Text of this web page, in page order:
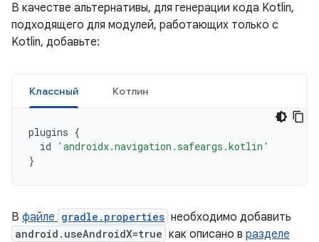
В качестве альтернативы, для генерации кода Kotlin,
подходящего для модулей, работающих только с
Kotlin, добавьте:
Классный Котлин
plugins {
id
'androidx.navigation.safeargs.kotlin'
}
В файле gradle.properties необходимо добавить
android.useAndroidX=true как описано в разделе